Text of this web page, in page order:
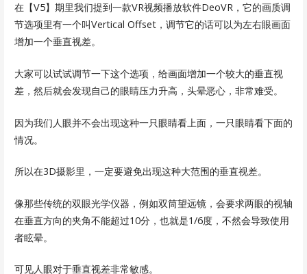
在【V5】期里我们提到一款VR视频播放软件DeoVR，它的画质调
节选项里有一个叫Vertical Offset，调节它的话可以为左右眼画面
增加一个垂直视差。
大家可以试试调节一下这个选项，给画面增加一个较大的垂直视
差，然后就会发现自己的眼睛压力升高，头晕恶心，非常难受。
因为我们人眼并不会出现这种一只眼睛看上面，一只眼睛看下面的
情况。
所以在3D摄影里，一定要避免出现这种大范围的垂直视差。
像那些传统的双眼光学仪器，例如双筒望远镜，会要求两眼的视轴
在垂直方向的夹角不能超过10分，也就是1/6度，不然会导致使用
者眩晕。
可见人眼对于垂直视差非常敏感。